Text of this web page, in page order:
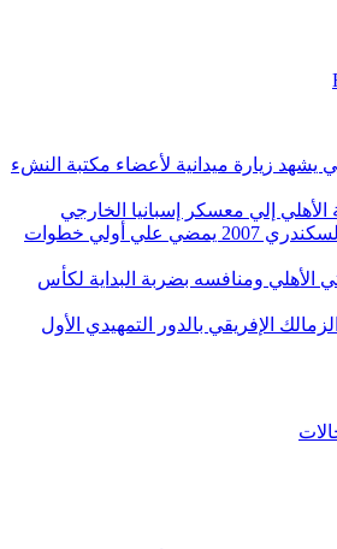
يشهد زيارة ميدانية لأعضاء مكتبة النشء
إلي معسكر إسبانيا الخارجي
نجم شباب الاتحاد السكندري 2007 يمضي علي أولي خطوات
الأهلي ومنافسه بضربة البداية لكأس
الإفريقي بالدور التمهيدي الأول